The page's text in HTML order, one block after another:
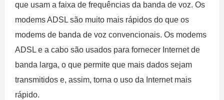
que usam a faixa de frequências da banda de voz. Os
modems ADSL são muito mais rápidos do que os
modems de banda de voz convencionais. Os modems
ADSL e a cabo são usados ​​para fornecer Internet de
banda larga, o que permite que mais dados sejam
transmitidos e, assim, torna o uso da Internet mais
rápido.